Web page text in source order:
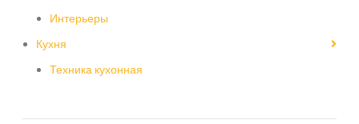
Интерьеры
Кухня
Техника кухонная